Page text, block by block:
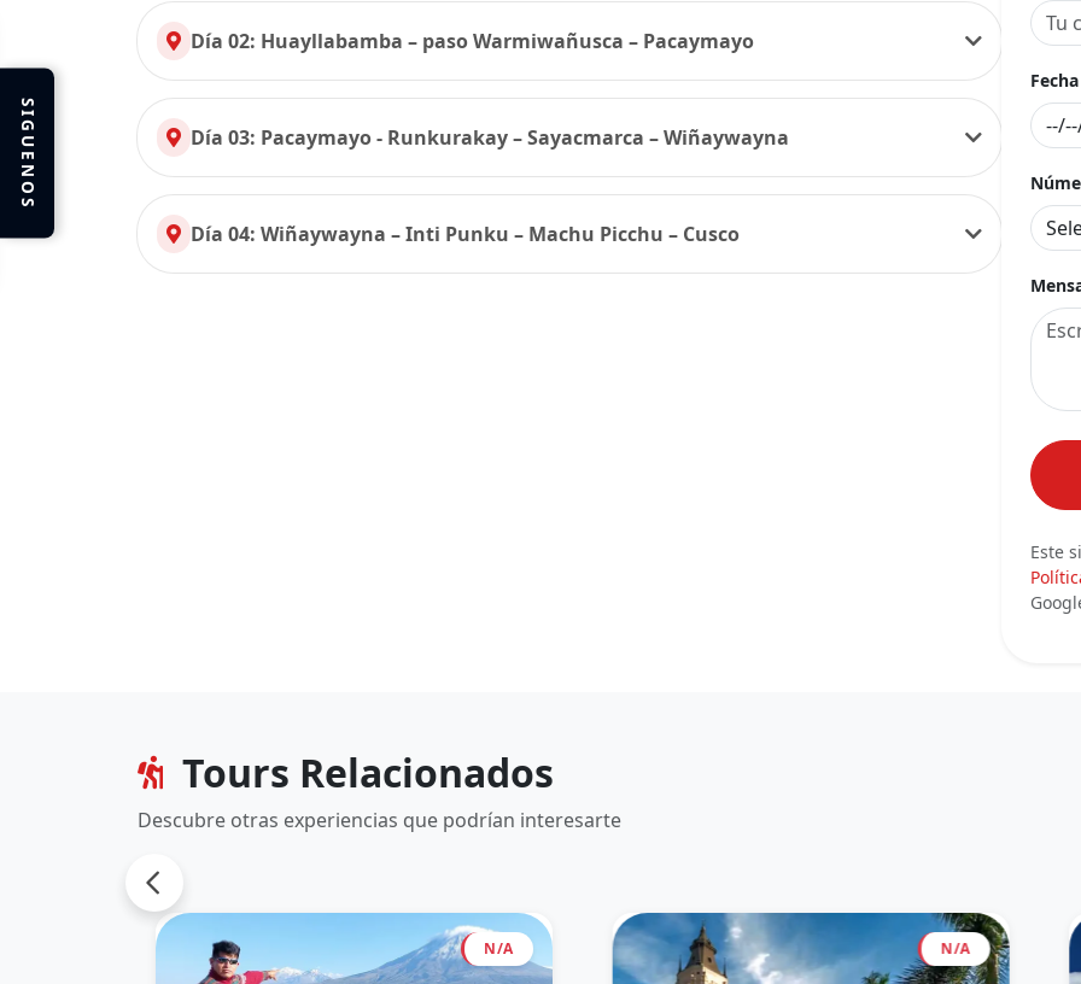
Día 02: Huayllabamba – paso Warmiwañusca – Pacaymayo
Día 03: Pacaymayo - Runkurakay – Sayacmarca – Wiñaywayna
Día 04: Wiñaywayna – Inti Punku – Machu Picchu – Cusco
Este
Tours Relacionados
Descubre otras experiencias que podrían interesarte
N/A N/A
SIGUENOS